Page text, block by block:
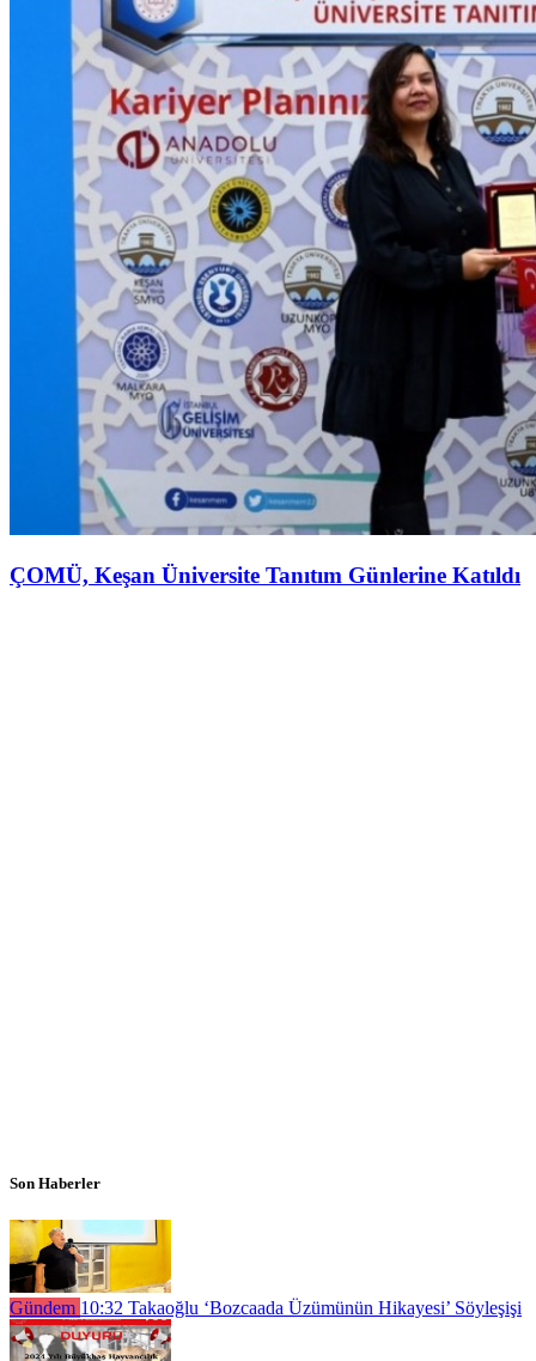
ÇOMÜ, Keşan Üniversite Tanıtım Günlerine Katıldı
Son Haberler
Gündem 10:32 Takaoğlu ‘Bozcaada Üzümünün Hikayesi’ Söyleşişi